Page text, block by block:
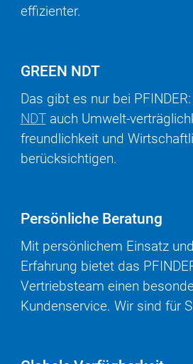
effi­zienter.
GREEN NDT
Das gibt es nur bei
NDTauch Umwelt-
freundlich­keit und
berücksichtigen.
Persönliche Beratung
Mit persönlichem Einsatz
Erfahrung bietet das
Vertriebsteam einen
Kundenservice. Wir sind für